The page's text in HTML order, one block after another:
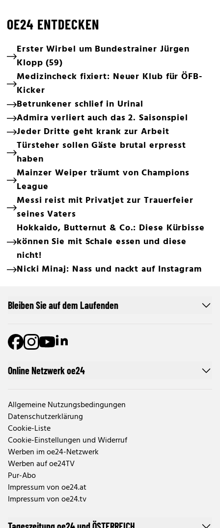
OE24 ENTDECKEN
Erster Wirbel um Bundestrainer Jürgen
Klopp (59)
Medizincheck fixiert: Neuer Klub für ÖFB-
Kicker
Betrunkener schlief in Urinal
Admira verliert auch das 2. Saisonspiel
Jeder Dritte geht krank zur Arbeit
Türsteher sollen Gäste brutal erpresst
haben
Mainzer Weiper träumt von Champions
League
Messi reist mit Privatjet zur Trauerfeier
seines Vaters
Hokkaido, Butternut & Co.: Diese Kürbisse
können Sie mit Schale essen und diese
nicht!
Nicki Minaj: Nass und nackt auf Instagram
Online Netzwerk oe24
Allgemeine Nutzungsbedingungen
Datenschutzerklärung
Cookie-Liste
Cookie-Einstellungen und Widerruf
Werben im oe24-Netzwerk
Werben auf oe24TV
Pur-Abo
Impressum von oe24.at
Impressum von oe24.tv
Bleiben Sie auf dem Laufenden